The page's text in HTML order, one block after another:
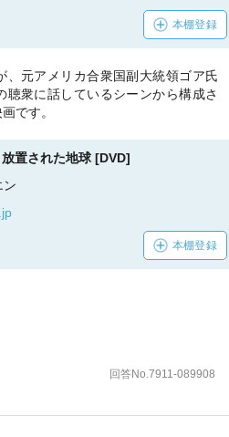
本棚登録
、元アメリカ合衆国副大統領ゴア氏
聴衆に話しているシーンから構成さ
です。
置された地球 [DVD]
ン
本棚登録
回答No.7911-089908